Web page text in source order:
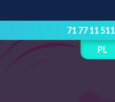
71 77 11 511
PL